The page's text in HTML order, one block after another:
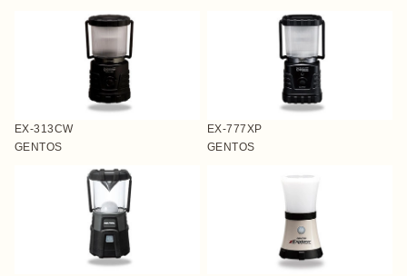
EX-313CW
GENTOS
EX-777XP
GENTOS
how to
初めての方